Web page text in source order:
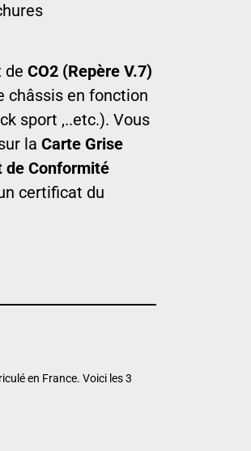
de CO2 (Repère V.7)
châssis en fonction
sport ,..etc.). Vous
la Carte Grise
de Conformité
certificat du
en France. Voici les 3